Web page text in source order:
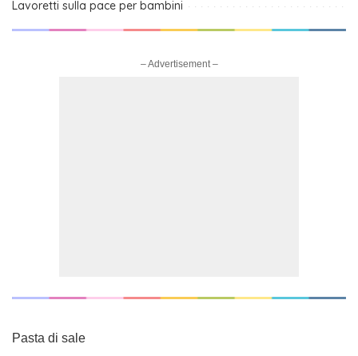
Lavoretti sulla pace per bambini
– Advertisement –
Pasta di sale